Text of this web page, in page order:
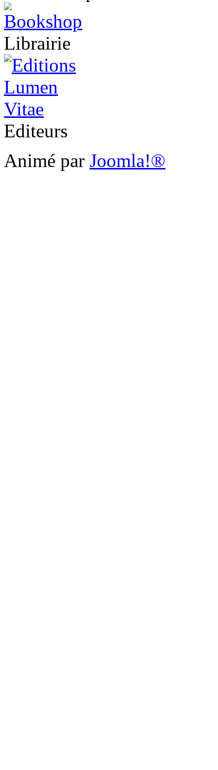
Librairie
Editeurs
Animé par Joomla!®